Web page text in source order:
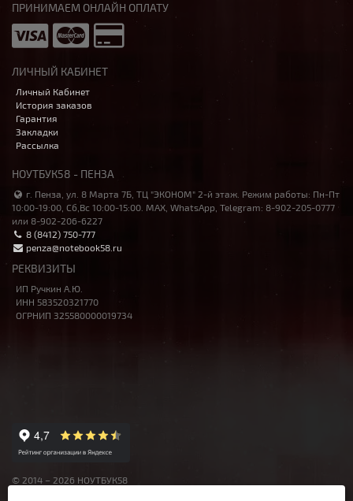
ПРИНИМАЕМ ОНЛАЙН ОПЛАТУ
ЛИЧНЫЙ КАБИНЕТ
Личный Кабинет
История заказов
Гарантия
Закладки
Рассылка
НОУТБУК58 - ПЕНЗА
г. Пенза, ул. 8 Марта 7Б, ТЦ "ЭКОНОМ" 2-й этаж. Режим работы: Пн-Пт
10:00-19:00, Сб,Вс 10:00-15:00. MAX, WhatsApp, Telegram: 8-902-205-0777
или 8-902-206-6227
8 (8412) 750-777
penza@notebook58.ru
РЕКВИЗИТЫ
ИП Ручкин А.Ю.
ИНН 583520321770
ОГРНИП 325580000019734
© 2014 – 2026 НОУТБУК58